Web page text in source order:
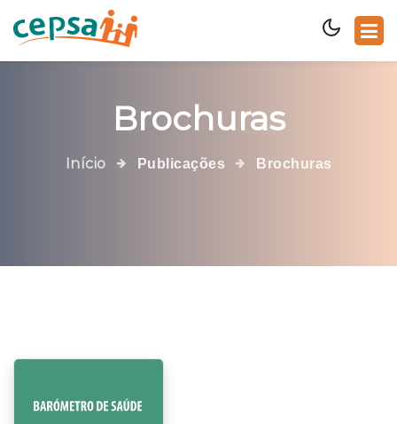
Brochuras
Início Publicações Brochuras